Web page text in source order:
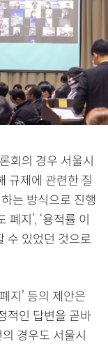
회의 경우 서울시
규제에 관련한 질
는 방식으로 진행
지’, ‘용적률 이
수 있었던 것으로
지’ 등의 제안은
적인 답변을 곧바
경우도 서울시